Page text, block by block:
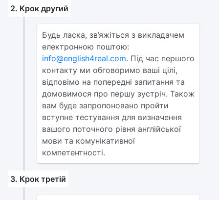
2. Крок другий
Будь ласка, зв’яжіться з викладачем
електронною поштою:
info@english4real.com. Під час першого
контакту ми обговоримо ваші цілі,
відповімо на попередні запитання та
домовимося про першу зустріч. Також
вам буде запропоновано пройти
вступне тестування для визначення
вашого поточного рівня англійської
мови та комунікативної
компетентності.
3. Крок третій